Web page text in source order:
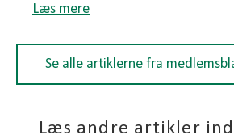
Læs mere
Se alle artiklerne fra
Læs andre artikler